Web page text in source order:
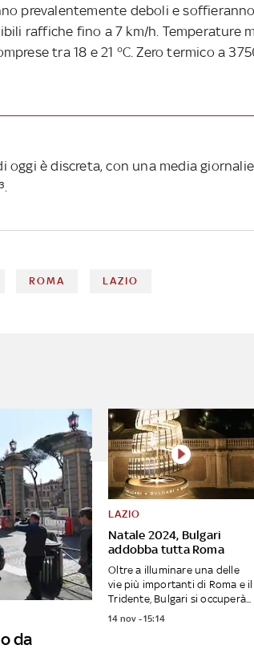
prevalentemente deboli e
raffiche fino a 7 km/h. Temperature
tra 18 e 21 °C. Zero termico a
oggi è discreta, con una media
ROMA LAZIO
da
Natale 2024, Bulgari
addobba tutta Roma
LAZIO
Oltre a illuminare una delle
vie più importanti di Roma e il
Tridente, Bulgari si occuperà...
14 nov - 15:14